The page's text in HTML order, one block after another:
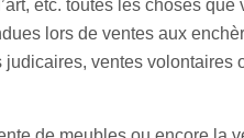
etc. toutes les choses
lors de ventes aux
ventes